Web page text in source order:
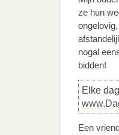
ze hun
nogal
bidden!
Elke dag
Een